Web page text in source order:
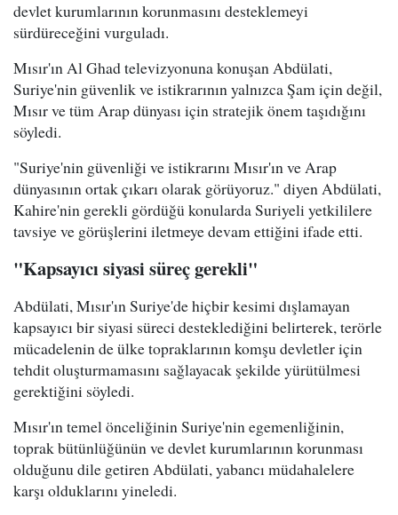
devlet kurumlarının korunmasını desteklemeyi
sürdüreceğini vurguladı.
Mısır'ın Al Ghad televizyonuna konuşan Abdülati,
Suriye'nin güvenlik ve istikrarının yalnızca Şam için değil,
Mısır ve tüm Arap dünyası için stratejik önem taşıdığını
söyledi.
"Suriye'nin güvenliği ve istikrarını Mısır'ın ve Arap
dünyasının ortak çıkarı olarak görüyoruz." diyen Abdülati,
Kahire'nin gerekli gördüğü konularda Suriyeli yetkililere
tavsiye ve görüşlerini iletmeye devam ettiğini ifade etti.
"Kapsayıcı siyasi süreç gerekli"
Abdülati, Mısır'ın Suriye'de hiçbir kesimi dışlamayan
kapsayıcı bir siyasi süreci desteklediğini belirterek, terörle
mücadelenin de ülke topraklarının komşu devletler için
tehdit oluşturmamasını sağlayacak şekilde yürütülmesi
gerektiğini söyledi.
Mısır'ın temel önceliğinin Suriye'nin egemenliğinin,
toprak bütünlüğünün ve devlet kurumlarının korunması
olduğunu dile getiren Abdülati, yabancı müdahalelere
karşı olduklarını yineledi.